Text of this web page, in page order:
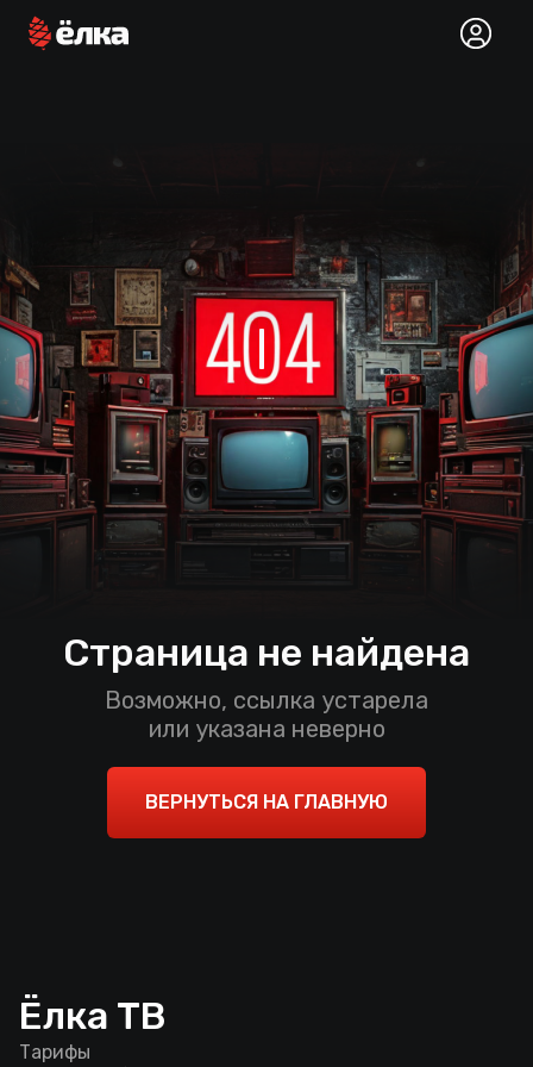
Страница не найдена
Возможно, ссылка устарела
или указана неверно
ВЕРНУТЬСЯ НА ГЛАВНУЮ
Ёлка ТВ
Тарифы